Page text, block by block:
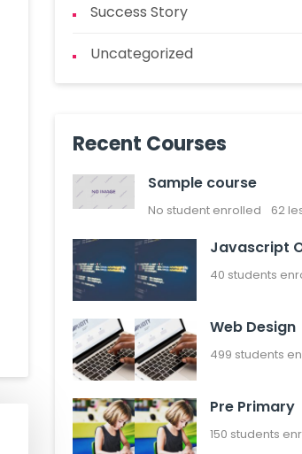
Success Story
Uncategorized
Recent Courses
Sample course
No student enrolled 62
Javascript
40 students
Web Design
499 students
Pre Primary
150 students